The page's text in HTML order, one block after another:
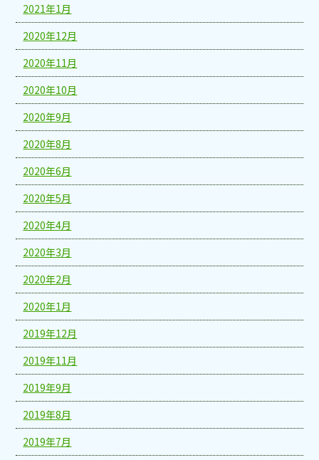
2021年1月
2020年12月
2020年11月
2020年10月
2020年9月
2020年8月
2020年6月
2020年5月
2020年4月
2020年3月
2020年2月
2020年1月
2019年12月
2019年11月
2019年9月
2019年8月
2019年7月